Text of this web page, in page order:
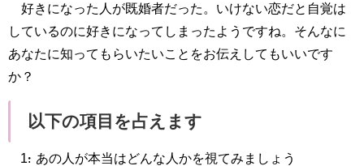
好きになった人が既婚者だった。いけない恋だと自覚は
しているのに好きになってしまったようですね。そんなに
あなたに知ってもらいたいことをお伝えしてもいいです
か？
以下の項目を占えます
・あの人が本当はどんな人かを視てみましょう